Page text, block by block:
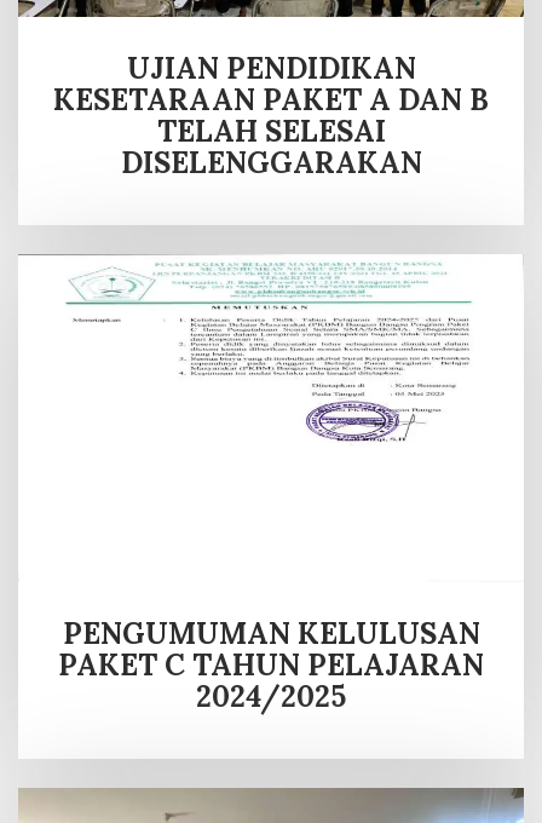
UJIAN PENDIDIKAN
KESETARAAN PAKET A DAN B
TELAH SELESAI
DISELENGGARAKAN
PENGUMUMAN KELULUSAN
PAKET C TAHUN PELAJARAN
2024/2025